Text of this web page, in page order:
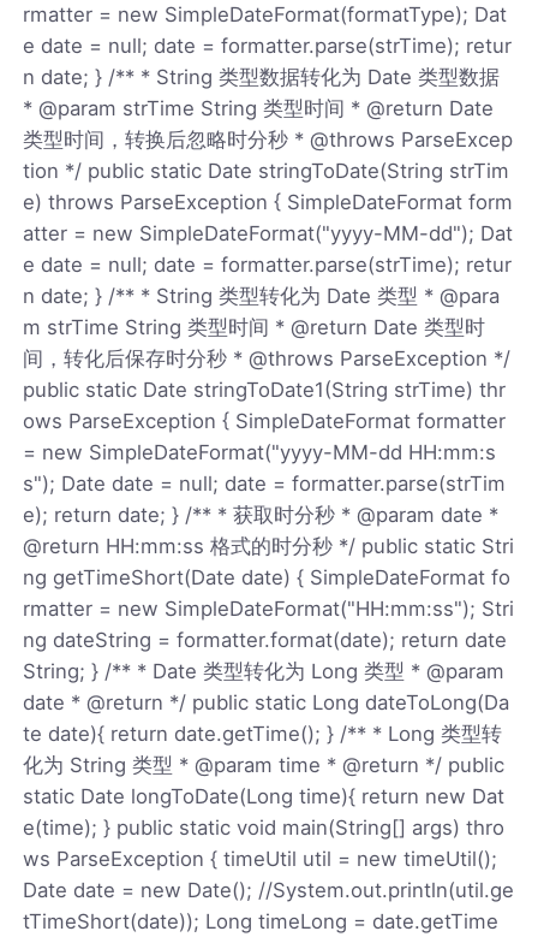
rmatter = new SimpleDateFormat(formatType); Dat
e date = null; date = formatter.parse(strTime); retur
n date; } /** * String 类型数据转化为 Date 类型数据
* @param strTime String 类型时间 * @return Date
类型时间，转换后忽略时分秒 * @throws ParseExcep
tion */ public static Date stringToDate(String strTim
e) throws ParseException { SimpleDateFormat form
atter = new SimpleDateFormat("yyyy-MM-dd"); Dat
e date = null; date = formatter.parse(strTime); retur
n date; } /** * String 类型转化为 Date 类型 * @para
m strTime String 类型时间 * @return Date 类型时
间，转化后保存时分秒 * @throws ParseException */
public static Date stringToDate1(String strTime) thr
ows ParseException { SimpleDateFormat formatter
= new SimpleDateFormat("yyyy-MM-dd HH:mm:s
s"); Date date = null; date = formatter.parse(strTim
e); return date; } /** * 获取时分秒 * @param date *
@return HH:mm:ss 格式的时分秒 */ public static Stri
ng getTimeShort(Date date) { SimpleDateFormat fo
rmatter = new SimpleDateFormat("HH:mm:ss"); Stri
ng dateString = formatter.format(date); return date
String; } /** * Date 类型转化为 Long 类型 * @param
date * @return */ public static Long dateToLong(Da
te date){ return date.getTime(); } /** * Long 类型转
化为 String 类型 * @param time * @return */ public
static Date longToDate(Long time){ return new Dat
e(time); } public static void main(String[] args) thro
ws ParseException { timeUtil util = new timeUtil();
Date date = new Date(); //System.out.println(util.ge
tTimeShort(date)); Long timeLong = date.getTime